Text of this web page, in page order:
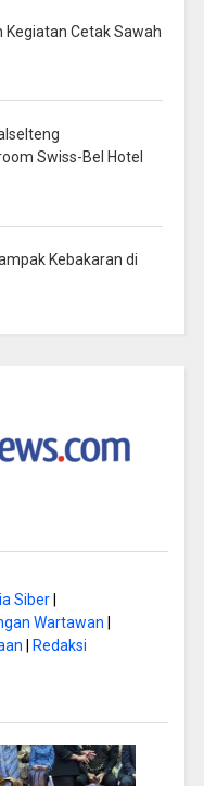
Kegiatan Cetak Sawah
Swiss-Bel Hotel
Kebakaran di
Siber|
Wartawan
Redaksi